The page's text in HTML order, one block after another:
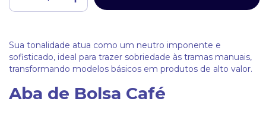
Sua tonalidade atua como um neutro imponente e
sofisticado, ideal para trazer sobriedade às tramas manuais,
transformando modelos básicos em produtos de alto valor.
Aba de Bolsa Café